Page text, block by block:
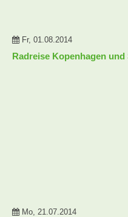
Fr, 01.08.2014
Radreise Kopenhagen
Mo, 21.07.2014